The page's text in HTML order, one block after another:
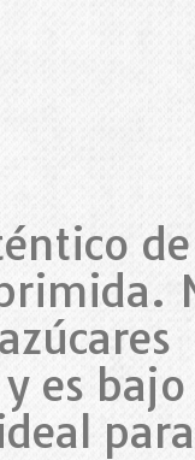
es bajo